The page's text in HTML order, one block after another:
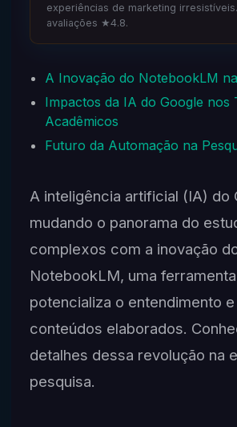
experiências de marketing
avaliações ★4.8.
A Inovação do NotebookLM
Impactos da IA do Google nos
Acadêmicos
Futuro da Automação na
A inteligência artificial (IA) do
mudando o panorama do
complexos com a inovação
NotebookLM, uma
potencializa o entendimento
conteúdos elaborados.
detalhes dessa revolução na
pesquisa.